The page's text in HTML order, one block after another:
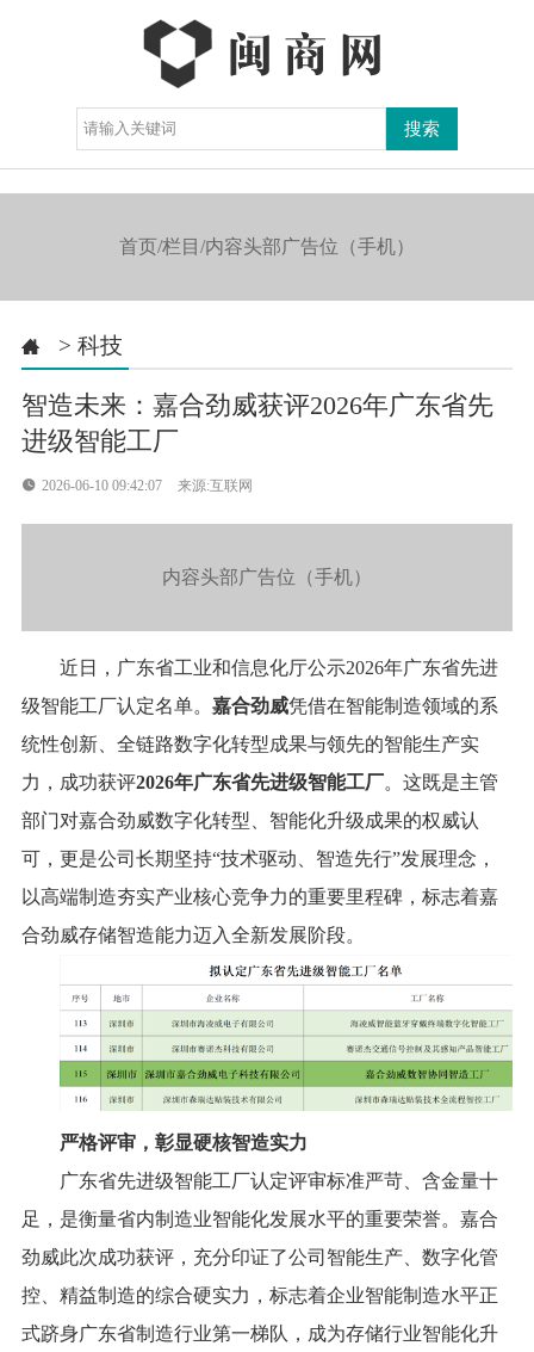
首页/栏目/内容头部广告位（手机）
 > 科技
智造未来：嘉合劲威获评2026年广东省先
进级智能工厂
 2026-06-10 09:42:07 来源:互联网
内容头部广告位（手机）
近日，广东省工业和信息化厅公示2026年广东省先进
级智能工厂认定名单。 嘉合劲威凭借在智能制造领域的系
统性创新、全链路数字化转型成果与领先的智能生产实
力，成功获评2026年广东省先进级智能工厂。这既是主管
部门对嘉合劲威数字化转型、智能化升级成果的权威认
可，更是公司长期坚持“技术驱动、智造先行”发展理念，
以高端制造夯实产业核心竞争力的重要里程碑，标志着嘉
合劲威存储智造能力迈入全新发展阶段。
严格评审，彰显硬核智造实力
广东省先进级智能工厂认定评审标准严苛、含金量十
足，是衡量省内制造业智能化发展水平的重要荣誉。嘉合
劲威此次成功获评，充分印证了公司智能生产、数字化管
控、精益制造的综合硬实力，标志着企业智能制造水平正
式跻身广东省制造行业第一梯队，成为存储行业智能化升